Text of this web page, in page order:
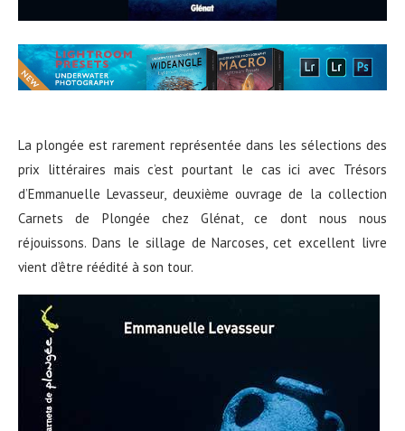
La plongée est rarement représentée dans les sélections des
prix littéraires mais c’est pourtant le cas ici avec Trésors
d’Emmanuelle Levasseur, deuxième ouvrage de la collection
Carnets de Plongée chez Glénat, ce dont nous nous
réjouissons. Dans le sillage de Narcoses, cet excellent livre
vient d’être réédité à son tour.